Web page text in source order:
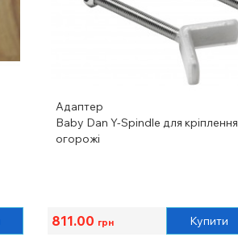
Адаптер
Baby Dan Y-Spindle для кріплення
огорожі
811.00 грн Купити